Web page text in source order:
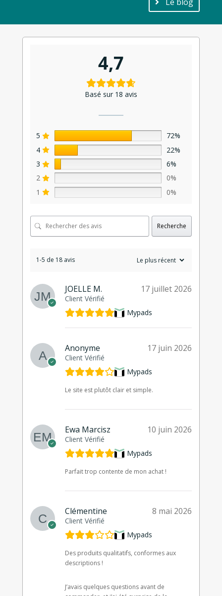
4,7
Basé sur 18 avis
5
72%
4
22%
3
6%
2
0%
1
0%
Recherche
1-5 de 18 avis
JOELLE M.
Client Vérifié
17 juillet 2026
Mypads
Anonyme
Client Vérifié
17 juin 2026
Mypads
Le site est plutôt clair et simple.
Ewa Marcisz
Client Vérifié
10 juin 2026
Mypads
Parfait trop contente de mon achat !
Clémentine
Client Vérifié
8 mai 2026
Mypads
Des produits qualitatifs, conformes aux
descriptions !
J’avais quelques questions avant de